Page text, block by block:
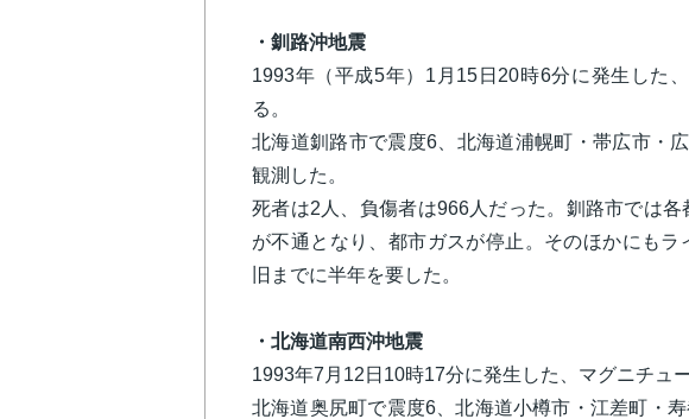
・釧路沖地震
1993年（平成5年）1月15日20時6分に発生した
る。
北海道釧路市で震度6、北海道浦幌町・帯広市・
観測した。
死者は2人、負傷者は966人だった。釧路市では
が不通となり、都市ガスが停止。そのほかにも
旧までに半年を要した。
・北海道南西沖地震
1993年7月12日10時17分に発生した、マグニチュ
北海道奥尻町で震度6、北海道小樽市・江差町・